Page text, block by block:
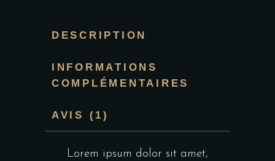
DESCRIPTION
INFORMATIONS
COMPLÉMENTAIRES
AVIS (1)
Lorem ipsum dolor sit amet,